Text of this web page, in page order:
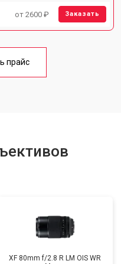
от 2600 ₽ Заказать
прайс
XF 80mm f/2.8 R LM OIS WR